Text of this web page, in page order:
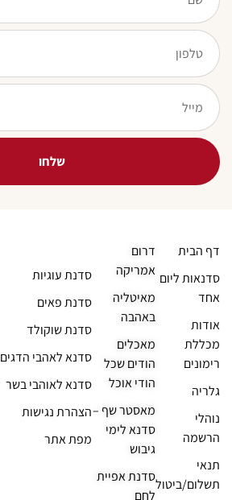
שלחו
דף הבית
סדנאות ליום
אחד
אודות
מכללת
רימונים
גלריה
נוהלי
הרשמה
תנאי
תשלום/ביטול
דרום
אמריקה
מאיטליה
באהבה
מאכלים
הודים שכל
הודי אוכל
מאסטר שף –
סדנא לימי
גיבוש
סדנת אפיית
לחם
סדנת עוגיות
סדנת פאים
סדנת שוקולד
סדנא לאהבי הדגים
סדנא לאוהבי בשר
הצהרת נגישות
מפת אתר